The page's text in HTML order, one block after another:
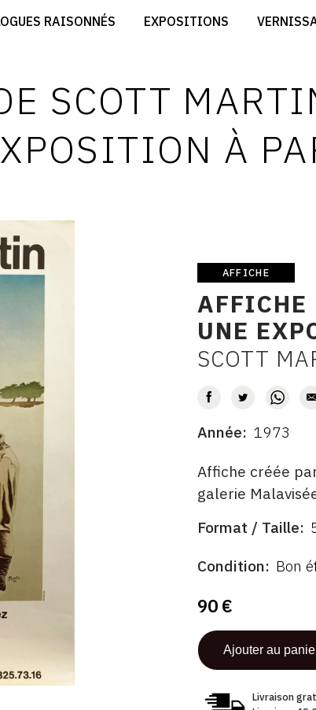
RAISONNÉS EXPOSITIONS
CRÉER SON CATALOGUE D'EXPO
SCOTT
À
Affiche
AFFICHE
AFFICHE
UNE
AUTEUR
SCOTT
DATE
Année 1973
DESCRITPTION
Affiche créée
galerie
ÉDITÉ
FORMAT
Format / Taille
ÉTAT
Condition Bon
90 €
Livraison